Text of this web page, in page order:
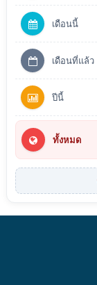
เดือนนี้
เดือนที่แล้ว
ปีนี้
ทั้งหมด